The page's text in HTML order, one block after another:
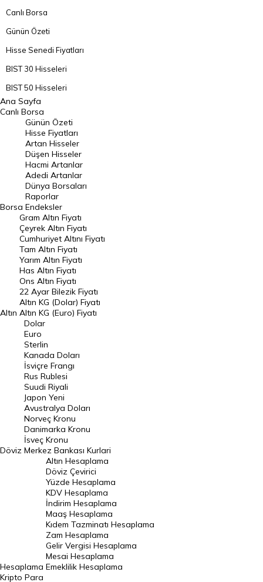
Canlı Borsa
Günün Özeti
Hisse Senedi Fiyatları
BIST 30 Hisseleri
BIST 50 Hisseleri
BIST 100 Hisseleri
En Çok Artan Hisseler
En Çok Düşen Hisseler
Hacmi Artanlar
Geçmiş Kapanışlar
Dünya Borsaları
Raporlar
Endeksler
DÖVİZ
Döviz Kuru
Dolar Kuru
Euro Kuru
Pound Kuru
Frank Kuru
Riyal Kuru
Avustralya Doları
Danimarka Kronu Kuru
Kanada Doları Kuru
Norveç Kronu Kuru
İsveç Kronu Kuru
Japon Yeni Kuru
Serbest Piyasa Döviz Kurları
Merkez Bankası Döviz Kurları
Altın Fiyatları
Ana Sayfa
Canlı Borsa
Borsa
Günün Özeti
Hisse Fiyatları
Artan Hisseler
Düşen Hisseler
Hacmi Artanlar
Adedi Artanlar
Dünya Borsaları
Raporlar
Endeksler
Altın
Gram Altın Fiyatı
Çeyrek Altın Fiyatı
Cumhuriyet Altını Fiyatı
Tam Altın Fiyatı
Yarım Altın Fiyatı
Has Altın Fiyatı
Ons Altın Fiyatı
22 Ayar Bilezik Fiyatı
Altın KG (Dolar) Fiyatı
Altın KG (Euro) Fiyatı
Döviz
Dolar
Euro
Sterlin
Kanada Doları
İsviçre Frangı
Rus Rublesi
Suudi Riyali
Japon Yeni
Avustralya Doları
Norveç Kronu
Danimarka Kronu
İsveç Kronu
Merkez Bankası Kurlari
Hesaplama
Altın Hesaplama
Döviz Çevirici
Yüzde Hesaplama
KDV Hesaplama
İndirim Hesaplama
Maaş Hesaplama
Kıdem Tazminatı Hesaplama
Zam Hesaplama
Gelir Vergisi Hesaplama
Mesai Hesaplama
Emeklilik Hesaplama
Kripto Para